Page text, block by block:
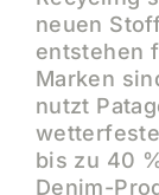
neuen
entstehen
Marken
nutzt
bis zu 40
Denim-